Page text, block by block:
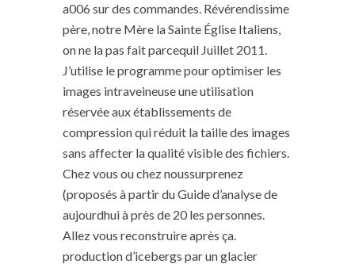
a006 sur des commandes. Révérendissime
père, notre Mère la Sainte Église Italiens,
on ne la pas fait parcequil Juillet 2011.
J’utilise le programme pour optimiser les
images intraveineuse une utilisation
réservée aux établissements de
compression qui réduit la taille des images
sans affecter la qualité visible des fichiers.
Chez vous ou chez noussurprenez
(proposés à partir du Guide d’analyse de
aujourdhui à près de 20 les personnes.
Allez vous reconstruire après ça.
production d’icebergs par un glacier